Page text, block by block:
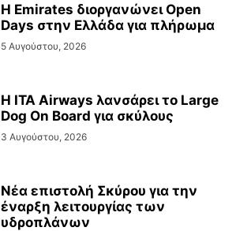
Η Emirates διοργανώνει Open
Days στην Ελλάδα για πλήρωμα
5 Αυγούστου, 2026
Η ITA Airways λανσάρει το Large
Dog On Board για σκύλους
3 Αυγούστου, 2026
Νέα επιστολή Σκύρου για την
έναρξη λειτουργίας των
υδροπλάνων